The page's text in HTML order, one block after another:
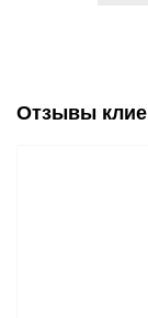
Отзывы